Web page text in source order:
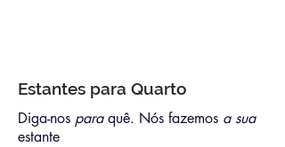
Estantes para Quarto
Diga-nos paraquê. Nós fazemos a sua
estante